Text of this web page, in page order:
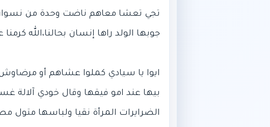
تجي تعشا معاهم ناضت وحدة من
ايوا يا سيادي كملوا عشاهم أو مرضاوش
بيها عند امو فيقها وقال خودي آلالة
الضرايرات المرأة نقيا ولباسها